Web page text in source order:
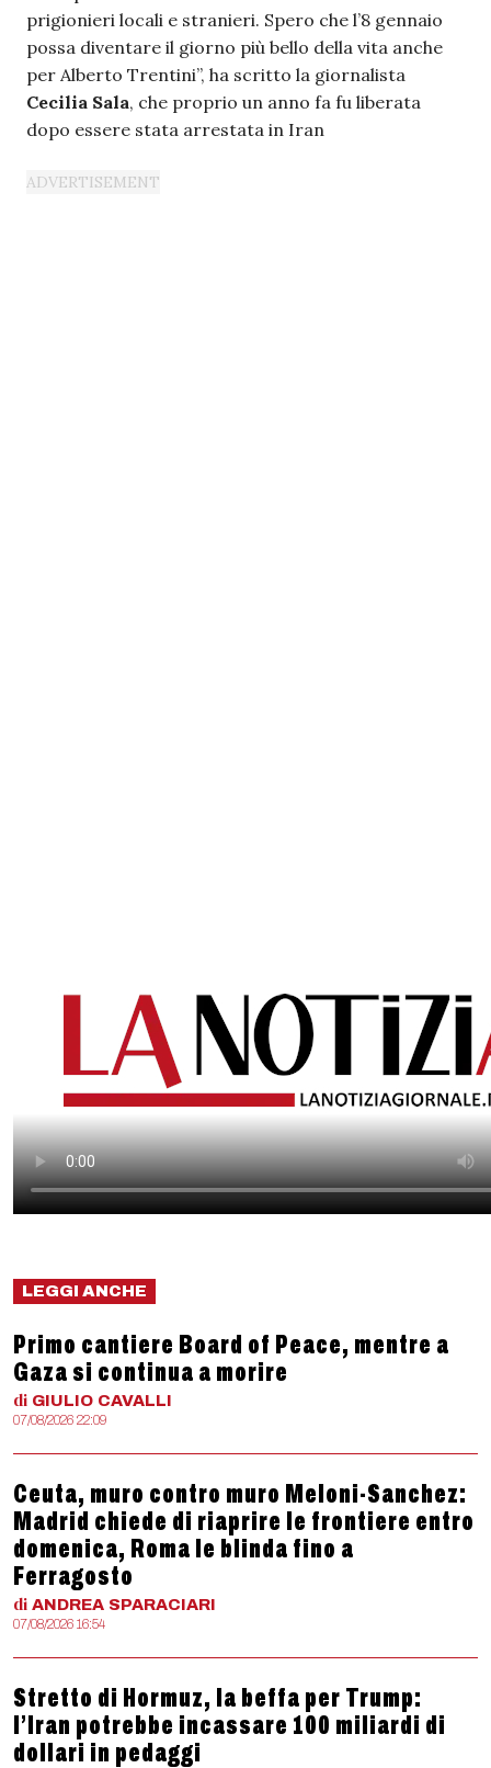
prigionieri locali e stranieri. Spero che l’8 gennaio
possa diventare il giorno più bello della vita anche
per Alberto Trentini”, ha scritto la giornalista
Cecilia Sala, che proprio un anno fa fu liberata
dopo essere stata arrestata in Iran
LEGGI ANCHE
Primo cantiere Board of Peace, mentre a
Gaza si continua a morire
di GIULIO CAVALLI
07/08/2026 22:09
Ceuta, muro contro muro Meloni-Sanchez:
Madrid chiede di riaprire le frontiere entro
domenica, Roma le blinda fino a
Ferragosto
di ANDREA SPARACIARI
07/08/2026 16:54
Stretto di Hormuz, la beffa per Trump:
l’Iran potrebbe incassare 100 miliardi di
dollari in pedaggi